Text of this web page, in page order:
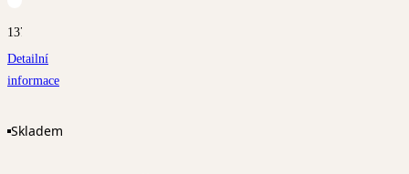
1370
Detailní
informace
Skladem